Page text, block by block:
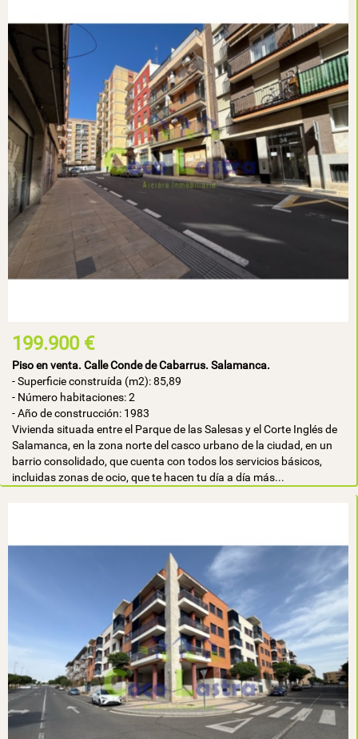
199.900 €
Piso en venta. Calle Conde de Cabarrus. Salamanca.
- Superficie construída (m2): 85,89
- Número habitaciones: 2
- Año de construcción: 1983
Vivienda situada entre el Parque de las Salesas y el Corte Inglés de
Salamanca, en la zona norte del casco urbano de la ciudad, en un
barrio consolidado, que cuenta con todos los servicios básicos,
incluidas zonas de ocio, que te hacen tu día a día más...